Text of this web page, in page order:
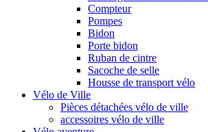
Compteur
Pompes
Bidon
Porte bidon
Ruban de cintre
Sacoche de selle
Housse de transport vélo
Vélo de Ville
Pièces détachées vélo de ville
accessoires vélo de ville